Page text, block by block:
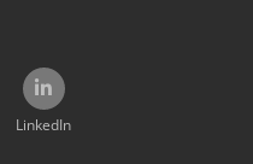
LinkedIn